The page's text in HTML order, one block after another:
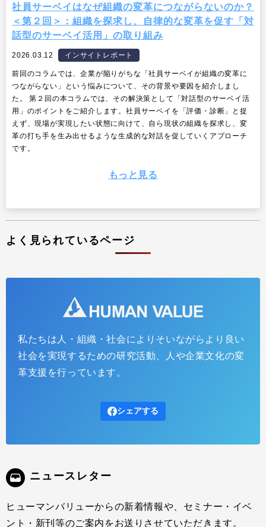
社員サーベイはなぜ組織の変革につながらないのか？
＜第２回＞：組織を探求し、自律的な変革を促す「対
話型のサーベイ活用」の取り組み
2026.03.12 インサイトレポート
前回のコラムでは、企業が陥りがちな「社員サーベイが組織の変革に
つながらない」という悩みについて、その背景や要因を紹介しまし
た。 第２回の本コラムでは、その解決策として「対話型のサーベイ活
用」のポイントをご紹介します。社員サーベイを「評価・診断」と捉
えず、現場が実現したい状態に向けて、自ら現状の組織を探求し、変
革の打ち手を生み出せるような生成的な対話を促していくアプローチ
です。
GROW THE PIEトーク #4 レポート＆アーカイブ配
信
2026.02.24 インサイトレポート
「パーパスと利益を両立し、社会に価値を生み出し続ける経営・組織
のあり方」を探求・発信しています。 本イベント「GROW THE PIEト
もっと見る
よく見られているページ
私たちは人・組織・社会によりそいながらより良い
社会を実現するための研究活動、人や企業文化の変
革支援を行っています。
シェアする
ニュースレター
ヒューマンバリューからの新着情報や、セミナー・イベ
ント・新刊等のご案内をお送りさせていただきます。